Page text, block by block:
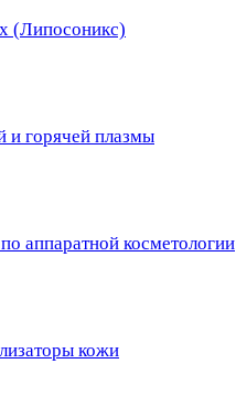
(Липосоникс)
и горячей плазмы
аппаратной косметологии
кожи